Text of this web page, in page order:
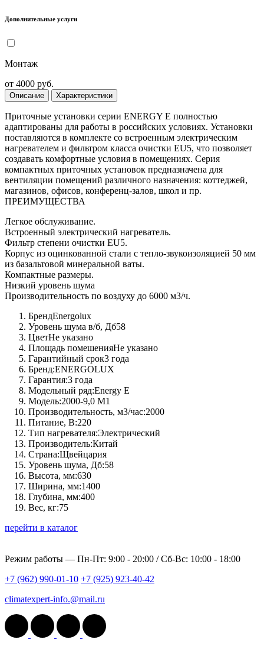
Дополнительные услуги
Монтаж
от 4000 руб.
Описание Характеристики
Приточные установки серии ENERGY E полностью
адаптированы для работы в российских условиях. Установки
поставляются в комплекте со встроенным электрическим
нагревателем и фильтром класса очистки EU5, что позволяет
создавать комфортные условия в помещениях. Серия
компактных приточных установок предназначена для
вентиляции помещений различного назначения: коттеджей,
магазинов, офисов, конференц-залов, школ и пр.
ПРЕИМУЩЕСТВА
Легкое обслуживание.
Встроенный электрический нагреватель.
Фильтр степени очистки EU5.
Корпус из оцинкованной стали с тепло-звукоизоляцией 50 мм
из базальтовой минеральной ваты.
Компактные размеры.
Низкий уровень шума
Производительность по воздуху до 6000 м3/ч.
БрендEnergolux
Уровень шума в/б, Дб58
ЦветНе указано
Площадь помешенияНе указано
Гарантийный срок3 года
Бренд:ENERGOLUX
Гарантия:3 года
Модельный ряд:Energy Е
Модель:2000-9,0 M1
Производительность, м3/час:2000
Питание, В:220
Тип нагревателя:Электрический
Производитель:Китай
Страна:Щвейцария
Уровень шума, Дб:58
Высота, мм:630
Ширина, мм:1400
Глубина, мм:400
Вес, кг:75
перейти в каталог
Режим работы — Пн-Пт: 9:00 - 20:00 / Сб-Вс: 10:00 - 18:00
+7 (962) 990-01-10 +7 (925) 923-40-42
climatexpert-info.@mail.ru